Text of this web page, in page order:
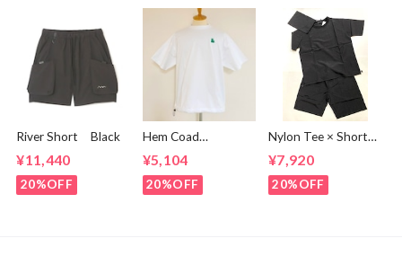
River Short Black
¥11,440
20%OFF
Hem Coad
Embroidery T-
shirts White /
Green
¥5,104
20%OFF
Nylon Tee × Shorts
Set Up Black
¥7,920
20%OFF